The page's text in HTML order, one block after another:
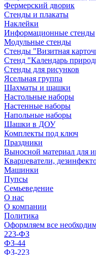
Фермерский дворик
Стенды и плакаты
Наклейки
Информационные стенды
Модульные стенды
Стенды "Визитная
Стенд "Календарь
Стенды для рисунков
Ясельная группа
Шахматы и шашки
Настольные наборы
Настенные наборы
Напольные наборы
Шашки в ДОУ
Комплекты под ключ
Праздники
Выносной материал для
Кварцеватели,
Машинки
Пупсы
Семьеведение
О нас
О компании
Политика
Оформляем все
223-ФЗ
ФЗ-44
ФЗ-223